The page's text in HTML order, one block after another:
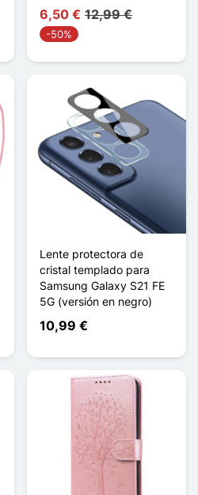
6,50 € 12,99 €
-50%
Lente protectora de
cristal templado para
Samsung Galaxy S21 FE
5G (versión en negro)
10,99 €